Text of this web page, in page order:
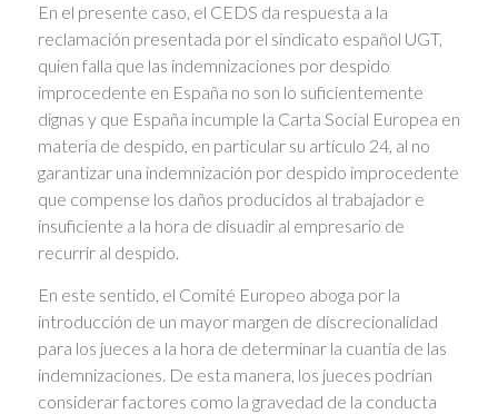
En el presente caso, el CEDS da respuesta a la
reclamación presentada por el sindicato español UGT,
quien falla que las indemnizaciones por despido
improcedente en España no son lo suficientemente
dignas y que España incumple la Carta Social Europea en
materia de despido, en particular su artículo 24, al no
garantizar una indemnización por despido improcedente
que compense los daños producidos al trabajador e
insuficiente a la hora de disuadir al empresario de
recurrir al despido.
En este sentido, el Comité Europeo aboga por la
introducción de un mayor margen de discrecionalidad
para los jueces a la hora de determinar la cuantía de las
indemnizaciones. De esta manera, los jueces podrían
considerar factores como la gravedad de la conducta